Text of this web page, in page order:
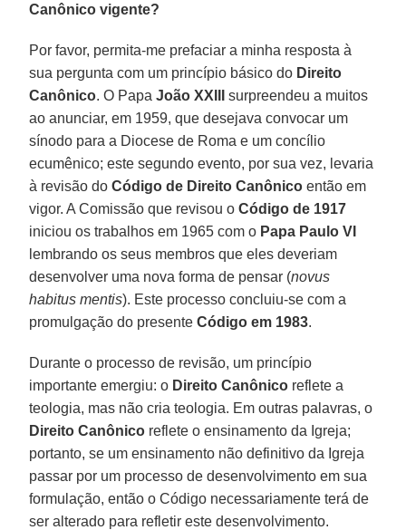
Canônico vigente?
Por favor, permita-me prefaciar a minha resposta à
sua pergunta com um princípio básico do Direito
Canônico. O PapaJoão XXIII
surpreendeu a muitos
ao anunciar, em 1959, que desejava convocar um
sínodo para a Diocese de Roma e um concílio
ecumênico; este segundo evento, por sua vez, levaria
à revisão doCódigo de Direito Canônico então em
vigor. A Comissão que revisou oCódigo de 1917
iniciou os trabalhos em 1965 com o Papa Paulo VI
lembrando os seus membros que eles deveriam
desenvolver uma nova forma de pensar (novus
habitus mentis). Este processo concluiu-se com a
promulgação do presenteCódigo em 1983.
Durante o processo de revisão, um princípio
importante emergiu: o Direito Canônico reflete a
teologia, mas não cria teologia. Em outras palavras, o
Direito Canônico reflete o ensinamento da Igreja;
portanto, se um ensinamento não definitivo da Igreja
passar por um processo de desenvolvimento em sua
formulação, então o Código necessariamente terá de
ser alterado para refletir este desenvolvimento.